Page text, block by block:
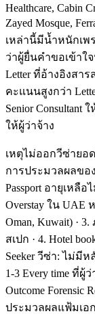
Healthcare, Cabin
Zayed Mosque,
เหล่านี้มีน้ำหนักเพ
ว่าผู้ยื่นคำขอเข้าใ
Letter ที่อ้างอิงสา
คะแนนสูงกว่า
Senior
ให้ผู้ว่าจ้าง
เหตุไม่ออกวีซ่ายอ
การประมวลผลของ
Passport อายุเหลือ
Overstay ใน UAE
Oman, Kuwait) ·
สเปก · 4. Hotel
Seeker วีซ่า: ไม่มีห
1-3 Every time ที่ผู้
Outcome
ประมวลผลแฟ้มเอ